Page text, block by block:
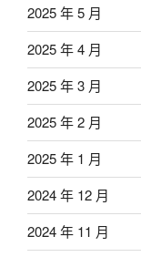
2025 年 5 月
2025 年 4 月
2025 年 3 月
2025 年 2 月
2025 年 1 月
2024 年 12 月
2024 年 11 月